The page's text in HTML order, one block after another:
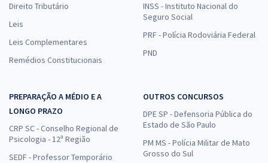
Direito Tributário
Leis
Leis Complementares
Remédios Constitucionais
INSS - Instituto Nacional do
Seguro Social
PRF - Polícia Rodoviária Federal
PND
PREPARAÇÃO A MÉDIO E A
LONGO PRAZO
CRP SC - Conselho Regional de
Psicologia - 12ª Região
SEDF - Professor Temporário
OUTROS CONCURSOS
DPE SP - Defensoria Pública do
Estado de São Paulo
PM MS - Polícia Militar de Mato
Grosso do Sul